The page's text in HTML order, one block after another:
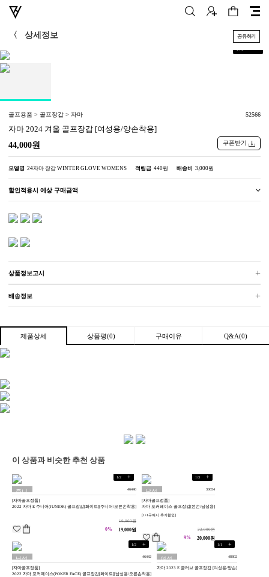
〈 상세정보 공유하기
+
골프용품 > 골프장갑 > 자마 52566
자마 2024 겨울 골프장갑 [여성용/양손착용]
44,000원
쿠폰받기
모델명 24자마 장갑 WINTER GLOVE WOMENS 적립금 440원 배송비 3,000원
할인적용시 예상 구매금액
상품정보고시 +
배송정보 +
제품상세 상품평(0) 구매이유 Q&A(0)
이 상품과 비슷한 추천 상품
1/2 +
주니
어용
46440
[자마골프정품]
2022 자마 E 주니어(JUNIOR) 골프장갑[화이트][주니어/오른손착용]
19,000원
0% 19,000원
1/3 +
남성
용
30654
[자마골프정품]
자마 포커페이스 골프장갑[왼손/남성용]
[1+1구매시 추가할인]
22,000원
9% 20,000원
1/2 +
남성
용
46442
[자마골프정품]
2022 자마 포커페이스(POKER FACE) 골프장갑[화이트][남성용/오른손착용]
1/1 +
여성
용
48802
자마 2023 E 글러브 골프장갑 [여성용/양손]